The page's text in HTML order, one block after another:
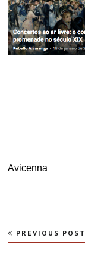
Avicenna
Navegação
de
PREVIOUS POST